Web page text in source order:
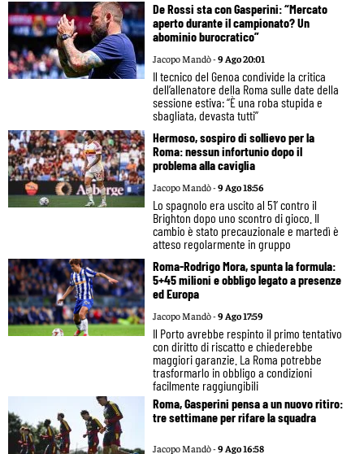
De Rossi sta con Gasperini: “Mercato
aperto durante il campionato? Un
abominio burocratico”
Jacopo Mandò -9 Ago 20:01
Il tecnico del Genoa condivide la critica
dell’allenatore della Roma sulle date della
sessione estiva: “È una roba stupida e
sbagliata, devasta tutti”
Hermoso, sospiro di sollievo per la
Roma: nessun infortunio dopo il
problema alla caviglia
Jacopo Mandò -9 Ago 18:56
Lo spagnolo era uscito al 51’ contro il
Brighton dopo uno scontro di gioco. Il
cambio è stato precauzionale e martedì è
atteso regolarmente in gruppo
Roma-Rodrigo Mora, spunta la formula:
5+45 milioni e obbligo legato a presenze
ed Europa
Jacopo Mandò -9 Ago 17:59
Il Porto avrebbe respinto il primo tentativo
con diritto di riscatto e chiederebbe
maggiori garanzie. La Roma potrebbe
trasformarlo in obbligo a condizioni
facilmente raggiungibili
Roma, Gasperini pensa a un nuovo ritiro:
tre settimane per rifare la squadra
Jacopo Mandò -9 Ago 16:58